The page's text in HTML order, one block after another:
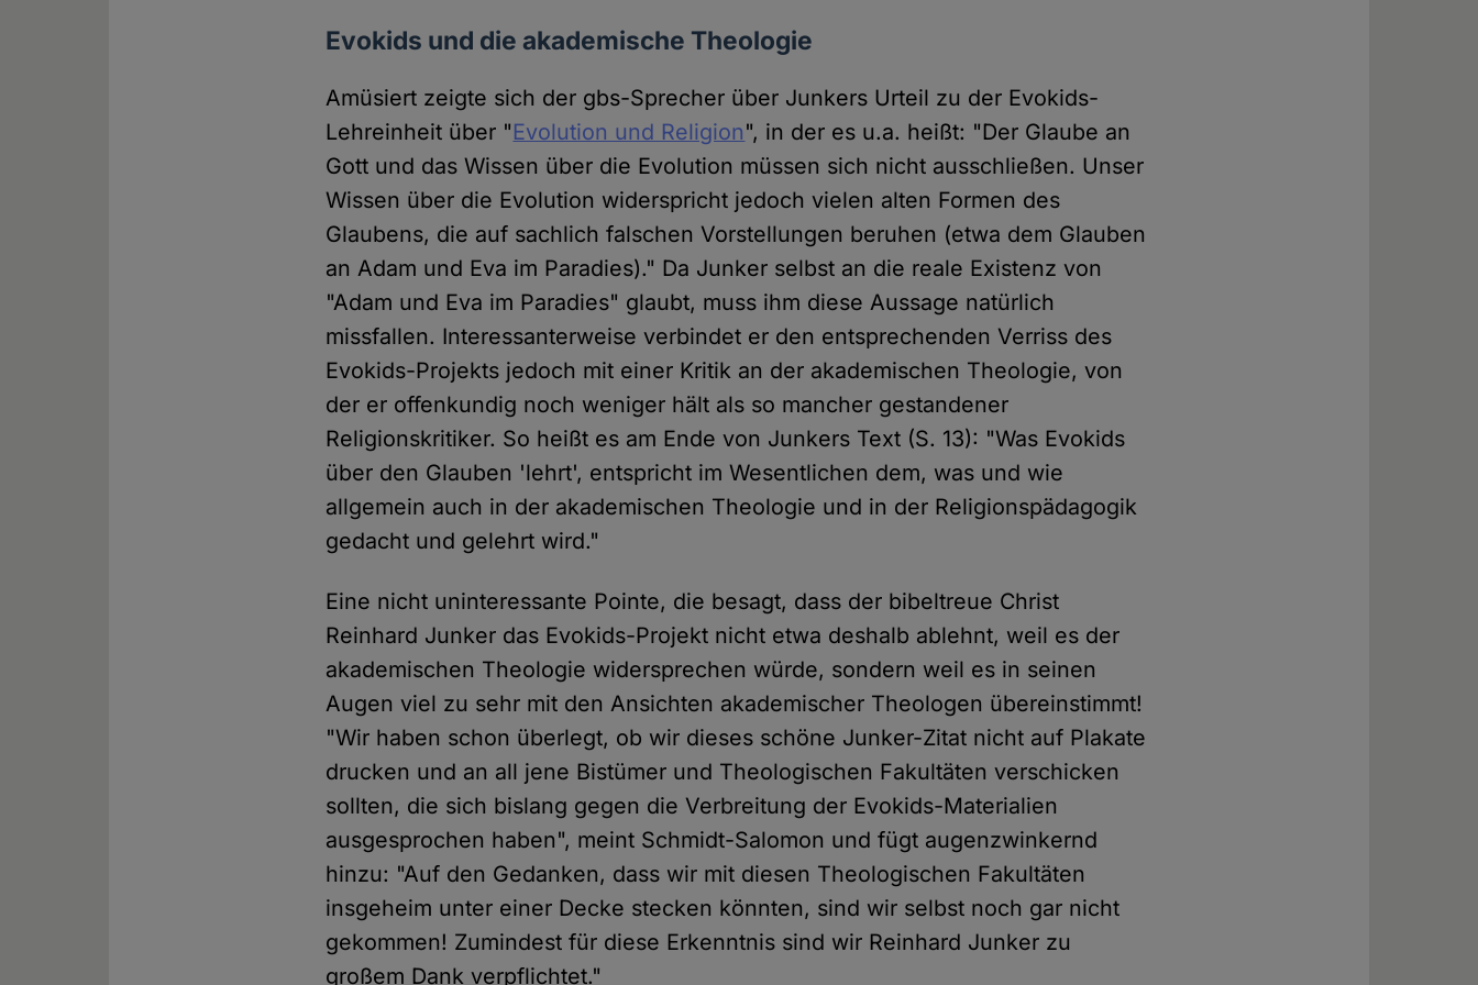
Evokids und die akademische Theologie
Amüsiert zeigte sich der gbs-Sprecher über Junkers Urteil zu der Evokids-
Lehreinheit über "Evolution und Religion", in der es u.a. heißt: "Der Glaube an
Gott und das Wissen über die Evolution müssen sich nicht ausschließen. Unser
Wissen über die Evolution widerspricht jedoch vielen alten Formen des
Glaubens, die auf sachlich falschen Vorstellungen beruhen (etwa dem Glauben
an Adam und Eva im Paradies)." Da Junker selbst an die reale Existenz von
"Adam und Eva im Paradies" glaubt, muss ihm diese Aussage natürlich
missfallen. Interessanterweise verbindet er den entsprechenden Verriss des
Evokids-Projekts jedoch mit einer Kritik an der akademischen Theologie, von
der er offenkundig noch weniger hält als so mancher gestandener
Religionskritiker. So heißt es am Ende von Junkers Text (S. 13): "Was Evokids
über den Glauben 'lehrt', entspricht im Wesentlichen dem, was und wie
allgemein auch in der akademischen Theologie und in der Religionspädagogik
gedacht und gelehrt wird."
Eine nicht uninteressante Pointe, die besagt, dass der bibeltreue Christ
Reinhard Junker das Evokids-Projekt nicht etwa deshalb ablehnt, weil es der
akademischen Theologie widersprechen würde, sondern weil es in seinen
Augen viel zu sehr mit den Ansichten akademischer Theologen übereinstimmt!
"Wir haben schon überlegt, ob wir dieses schöne Junker-Zitat nicht auf Plakate
drucken und an all jene Bistümer und Theologischen Fakultäten verschicken
sollten, die sich bislang gegen die Verbreitung der Evokids-Materialien
ausgesprochen haben", meint Schmidt-Salomon und fügt augenzwinkernd
hinzu: "Auf den Gedanken, dass wir mit diesen Theologischen Fakultäten
insgeheim unter einer Decke stecken könnten, sind wir selbst noch gar nicht
gekommen! Zumindest für diese Erkenntnis sind wir Reinhard Junker zu
großem Dank verpflichtet."